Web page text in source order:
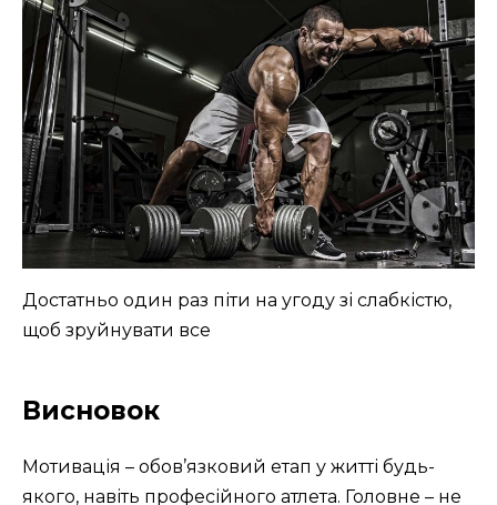
Достатньо один раз піти на угоду зі слабкістю,
щоб зруйнувати все
Висновок
Мотивація – обов’язковий етап у житті будь-
якого, навіть професійного атлета. Головне – не